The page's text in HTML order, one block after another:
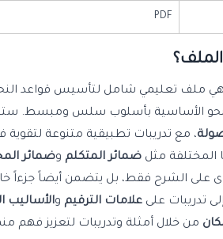
PDF
ملف تعليمي شامل لتأسيس قواعد
الأساسية بأسلوب سلس ومبسط.
، مع تدريبات تطبيقية متنوعة لتقوية
المختلفة مثل ضمائر المتكلم وضمائر
على الشرح فقط، بل يتضمن أيضاً جزءاً
تدريبات على علامات الترقيم والأساليب
من خلال أمثلة وتدريبات لتعزيز فهم